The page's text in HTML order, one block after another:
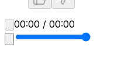
00:00 / 00:00